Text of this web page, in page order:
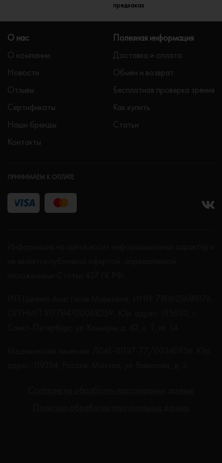
предзаказ
О нас
О компании
Новости
Отзывы
Сертификаты
Наши бренды
Контакты
Полезная информация
Доставка и оплата
Обмен и возврат
Бесплатная проверка зрения
Как купить
Статьи
ПРИНИМАЕМ К ОПЛАТЕ